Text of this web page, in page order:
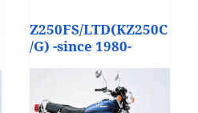
Z250FS/LTD(KZ250C
/G) -since 1980-